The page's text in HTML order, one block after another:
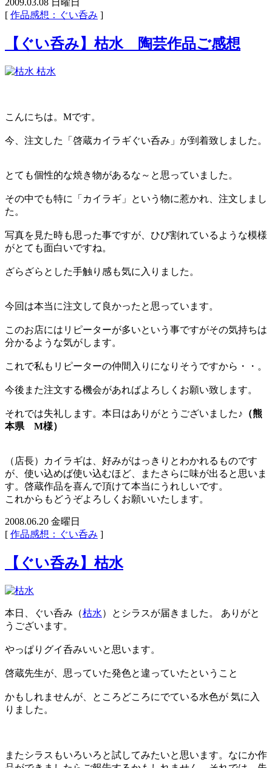
2009.03.08 日曜日
[ 作品感想：ぐい呑み ]
【ぐい呑み】枯水 陶芸作品ご感想
枯水
こんにちは。Mです。
今、注文した「啓蔵カイラギぐい呑み」が到着致しました。
とても個性的な焼き物があるな～と思っていました。
その中でも特に「カイラギ」という物に惹かれ、注文しまし
た。
写真を見た時も思った事ですが、ひび割れているような模様
がとても面白いですね。
ざらざらとした手触り感も気に入りました。
今回は本当に注文して良かったと思っています。
このお店にはリピーターが多いという事ですがその気持ちは
分かるような気がします。
これで私もリピーターの仲間入りになりそうですから・・。
今後また注文する機会があればよろしくお願い致します。
それでは失礼します。本日はありがとうございました♪ （熊
本県 M様）
（店長）カイラギは、好みがはっきりとわかれるものです
が、使い込めば使い込むほど、またさらに味が出ると思いま
す。啓蔵作品を喜んで頂けて本当にうれしいです。
これからもどうぞよろしくお願いいたします。
2008.06.20 金曜日
[ 作品感想：ぐい呑み ]
【ぐい呑み】枯水
本日、ぐい呑み（枯水）とシラスが届きました。 ありがと
うございます。
やっぱりグイ呑みいいと思います。
啓蔵先生が、思っていた発色と違っていたということ
かもしれませんが、ところどころにでている水色が 気に入
りました。
またシラスもいろいろと試してみたいと思います。なにか作